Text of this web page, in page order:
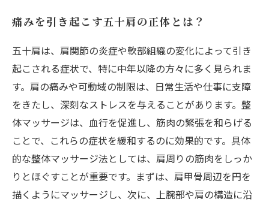
痛みを引き起こす五十肩の正体とは？
五十肩は、肩関節の炎症や軟部組織の変化によって引き
起こされる症状で、特に中年以降の方々に多く見られま
す。肩の痛みや可動域の制限は、日常生活や仕事に支障
をきたし、深刻なストレスを与えることがあります。整
体マッサージは、血行を促進し、筋肉の緊張を和らげる
ことで、これらの症状を緩和するのに効果的です。具体
的な整体マッサージ法としては、肩周りの筋肉をしっか
りとほぐすことが重要です。まずは、肩甲骨周辺を円を
描くようにマッサージし、次に、上腕部や肩の構造に沿